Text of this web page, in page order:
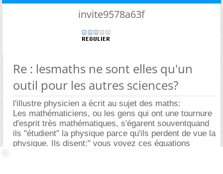
invite9578a63f
Re : lesmaths ne sont elles qu'un
outil pour les autres sciences?
l'illustre physicien a écrit au sujet des maths:
Les mathématiciens, ou les gens qui ont une tournure
d'esprit très mathématiques, s'égarent souventquand
ils "étudient" la physique parce qu'ils perdent de vue la
physique. Ils disent:" vous voyez ces équations